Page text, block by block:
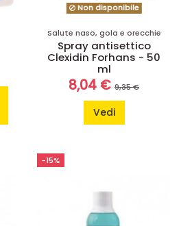
Non disponibile
Salute naso, gola e orecchie
Spray antisettico
Clexidin Forhans - 50
ml
8,04 € 9,35 €
Vedi
-15%